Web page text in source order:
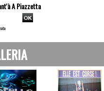
A Piazzetta